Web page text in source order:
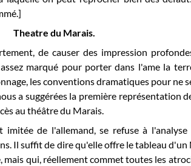
Theatre du Marais.
de causer des impression
marqué pour porter dans l'ame la
les conventions dramatiques pour ne
a suggérées la première représentation
au théâtre du Marais.
de l'allemand, se refuse à
Il suffit de dire qu'elle offre le tableau
mais qui, réellement commet toutes les